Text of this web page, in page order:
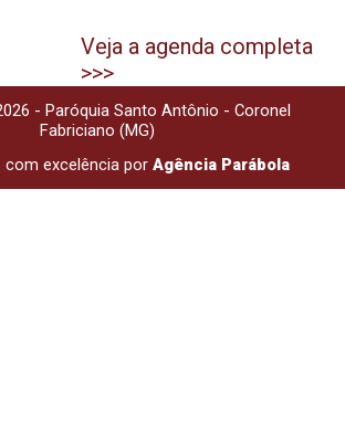
Veja a agenda completa
>>>
- Paróquia Santo Antônio - Coronel
Fabriciano (MG)
com excelência por Agência Parábola